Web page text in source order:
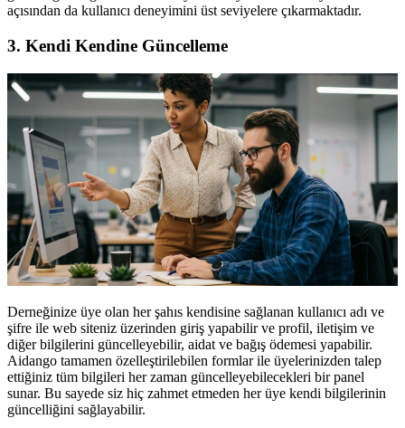
açısından da kullanıcı deneyimini üst seviyelere çıkarmaktadır.
3. Kendi Kendine Güncelleme
Derneğinize üye olan her şahıs kendisine sağlanan kullanıcı adı ve
şifre ile web siteniz üzerinden giriş yapabilir ve profil, iletişim ve
diğer bilgilerini güncelleyebilir, aidat ve bağış ödemesi yapabilir.
Aidango tamamen özelleştirilebilen formlar ile üyelerinizden talep
ettiğiniz tüm bilgileri her zaman güncelleyebilecekleri bir panel
sunar. Bu sayede siz hiç zahmet etmeden her üye kendi bilgilerinin
güncelliğini sağlayabilir.